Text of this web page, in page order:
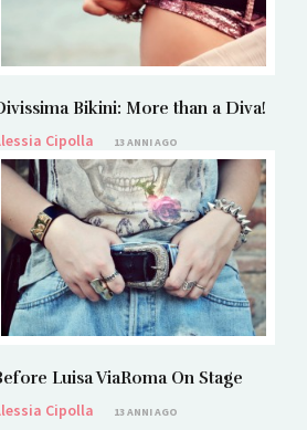
Bikini: More than a Diva!
Cipolla
13 ANNI AGO
Luisa ViaRoma On Stage
Cipolla
13 ANNI AGO